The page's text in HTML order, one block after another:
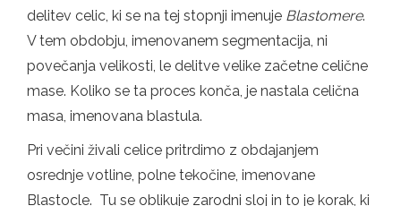
delitev celic, ki se na tej stopnji imenuje Blastomere.
V tem obdobju, imenovanem segmentacija, ni
povečanja velikosti, le delitve velike začetne celične
mase. Koliko se ta proces konča, je nastala celična
masa, imenovana blastula.
Pri večini živali celice pritrdimo z obdajanjem
osrednje votline, polne tekočine, imenovane
Blastocle. Tu se oblikuje zarodni sloj in to je korak, ki